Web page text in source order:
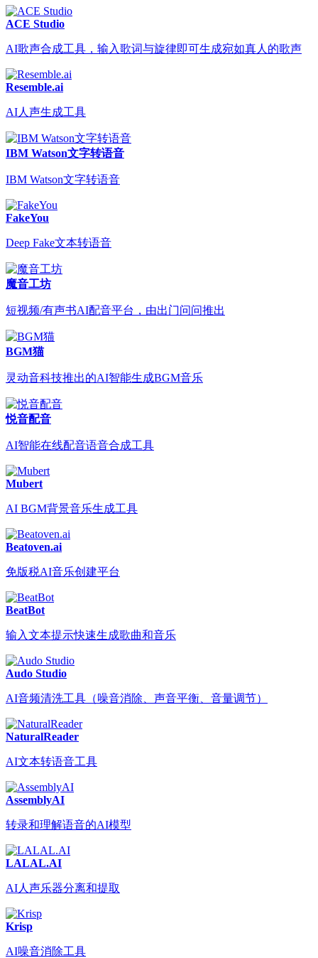
ACE Studio
AI歌声合成工具，输入歌词与旋律即可生成宛如真人的歌声
Resemble.ai
AI人声生成工具
IBM Watson文字转语音
IBM Watson文字转语音
FakeYou
Deep Fake文本转语音
魔音工坊
短视频/有声书AI配音平台，由出门问问推出
BGM猫
灵动音科技推出的AI智能生成BGM音乐
悦音配音
AI智能在线配音语音合成工具
Mubert
AI BGM背景音乐生成工具
Beatoven.ai
免版税AI音乐创建平台
BeatBot
输入文本提示快速生成歌曲和音乐
Audo Studio
AI音频清洗工具（噪音消除、声音平衡、音量调节）
NaturalReader
AI文本转语音工具
AssemblyAI
转录和理解语音的AI模型
LALAL.AI
AI人声乐器分离和提取
Krisp
AI噪音消除工具